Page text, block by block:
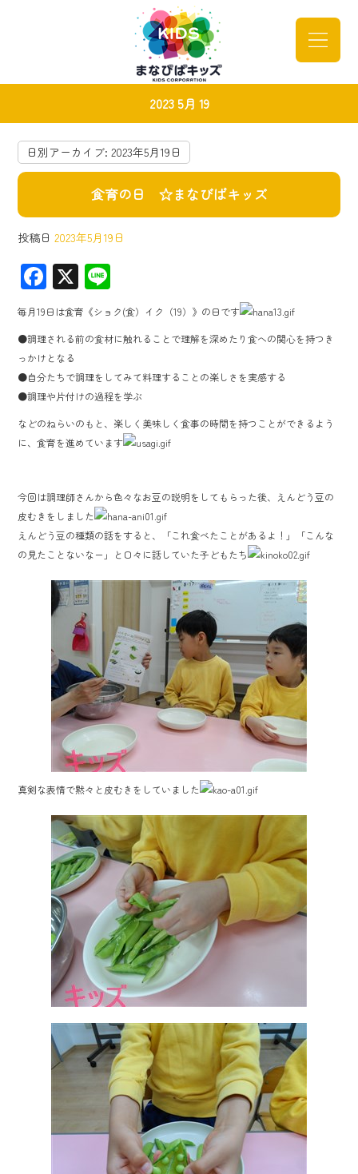
2023 5月 19
日別アーカイブ:2023年5月19日
食育の日 ☆まなびばキッズ
投稿日 2023年5月19日
F
ac
e
b
o
ok
X
ne
毎月19日は食育《ショク(食）イク（19）》の日です
●調理される前の食材に触れることで理解を深めたり食への関心を持つき
っかけとなる
●自分たちで調理をしてみて料理することの楽しさを実感する
●調理や片付けの過程を学ぶ
などのねらいのもと、楽しく美味しく食事の時間を持つことができるよう
に、食育を進めています
今回は調理師さんから色々なお豆の説明をしてもらった後、えんどう豆の
皮むきをしました
えんどう豆の種類の話をすると、「これ食べたことがあるよ！」「こんな
の見たことないなー」と口々に話していた子どもたち
真剣な表情で黙々と皮むきをしていました